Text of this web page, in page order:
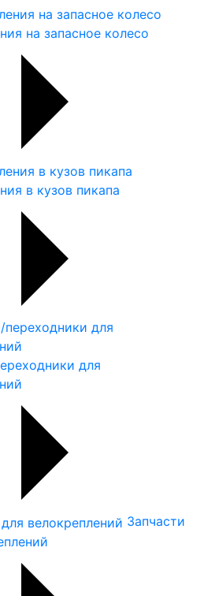
на запасное колесо
в кузов пикапа
для
Запчасти